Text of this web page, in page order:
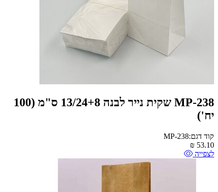
MP-238 שקית נייר לבנה 13/24+8 ס"מ (100
יח')
קוד דגם:MP-238
53.10
₪
לצפייה